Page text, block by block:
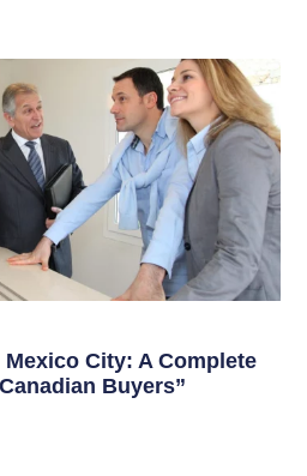
City: A Complete
Buyers”